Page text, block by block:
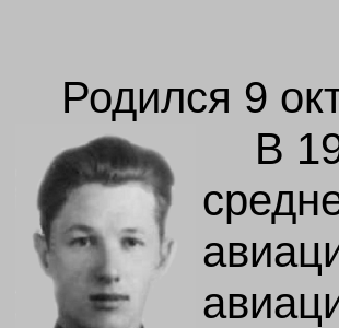
Родился 9
В